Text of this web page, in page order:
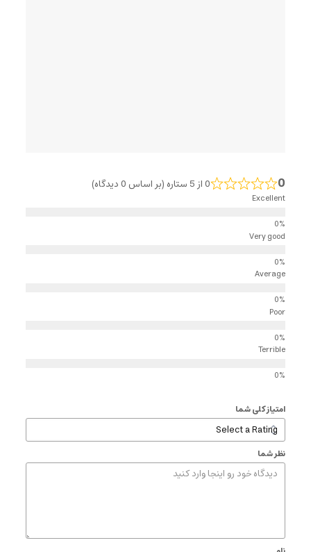
0 0 از 5 ستاره (بر اساس 0 دیدگاه)
Excellent
Very good
Average
Poor
Terrible
امتیاز کلی شما
نظر شما